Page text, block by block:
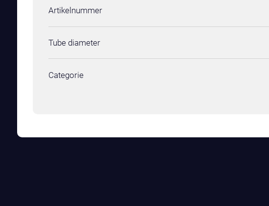
Artikelnummer
Tube diameter
Categorie